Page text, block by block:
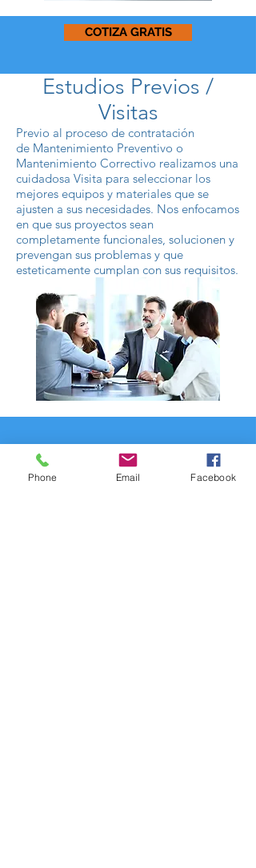
COTIZA GRATIS
Estudios Previos /
Visitas
Previo al proceso de contratación
de Mantenimiento Preventivo o
Mantenimiento Correctivo realizamos una
cuidadosa Visita para seleccionar los
mejores equipos y materiales que se
ajusten a sus necesidades. Nos enfocamos
en que sus proyectos sean
completamente funcionales, solucionen y
prevengan sus problemas y que
esteticamente cumplan con sus requisitos.
Contactanos
Phone Email Facebook